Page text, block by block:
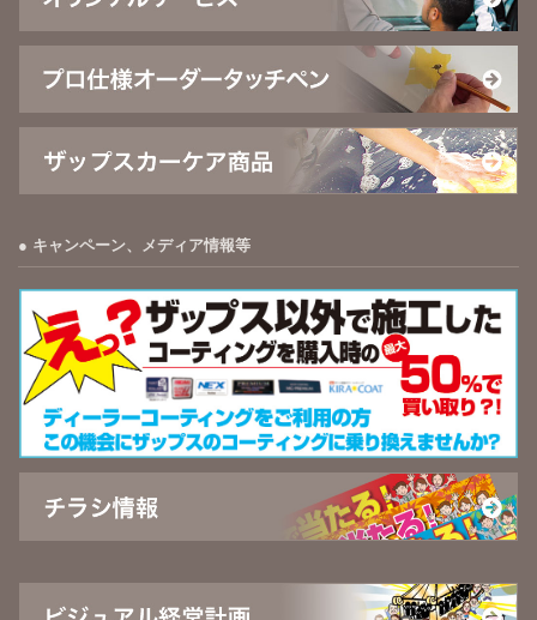
キャンペーン、メディア情報等